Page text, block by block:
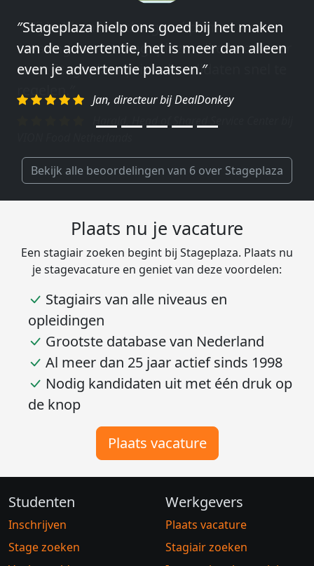
″Stageplaza hielp ons goed bij het maken
van de advertentie, het is meer dan alleen
even je advertentie plaatsen.″
Jan, directeur bij DealDonkey
″Wij hebben in ieder geval prima
ervaringen met Stageplaza: elke keer weer
weet Stageplaza prima kandidaten snel te
regelen.″
Bekijk alle beoordelingen van 6 over Stageplaza
Plaats nu je vacature
Een stagiair zoeken begint bij Stageplaza. Plaats nu
je stagevacature en geniet van deze voordelen:
Stagiairs van alle niveaus en
opleidingen
Grootste database van Nederland
Al meer dan 25 jaar actief sinds 1998
Nodig kandidaten uit met één druk op
de knop
Plaats vacature
Studenten
Inschrijven
Stage zoeken
Werkgevers
Plaats vacature
Stagiair zoeken